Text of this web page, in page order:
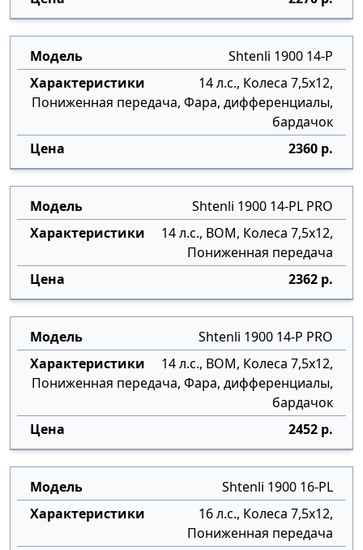
Shtenli 1900 14-P
14 л.с., Колеса 7,5х12,
Пониженная передача, Фара, дифференциалы,
бардачок
2360 р.
Shtenli 1900 14-PL PRO
14 л.с., ВОМ, Колеса 7,5х12,
Пониженная передача
2362 р.
Shtenli 1900 14-P PRO
14 л.с., ВОМ, Колеса 7,5х12,
Пониженная передача, Фара, дифференциалы,
бардачок
2452 р.
Shtenli 1900 16-PL
16 л.с., Колеса 7,5х12,
Пониженная передача